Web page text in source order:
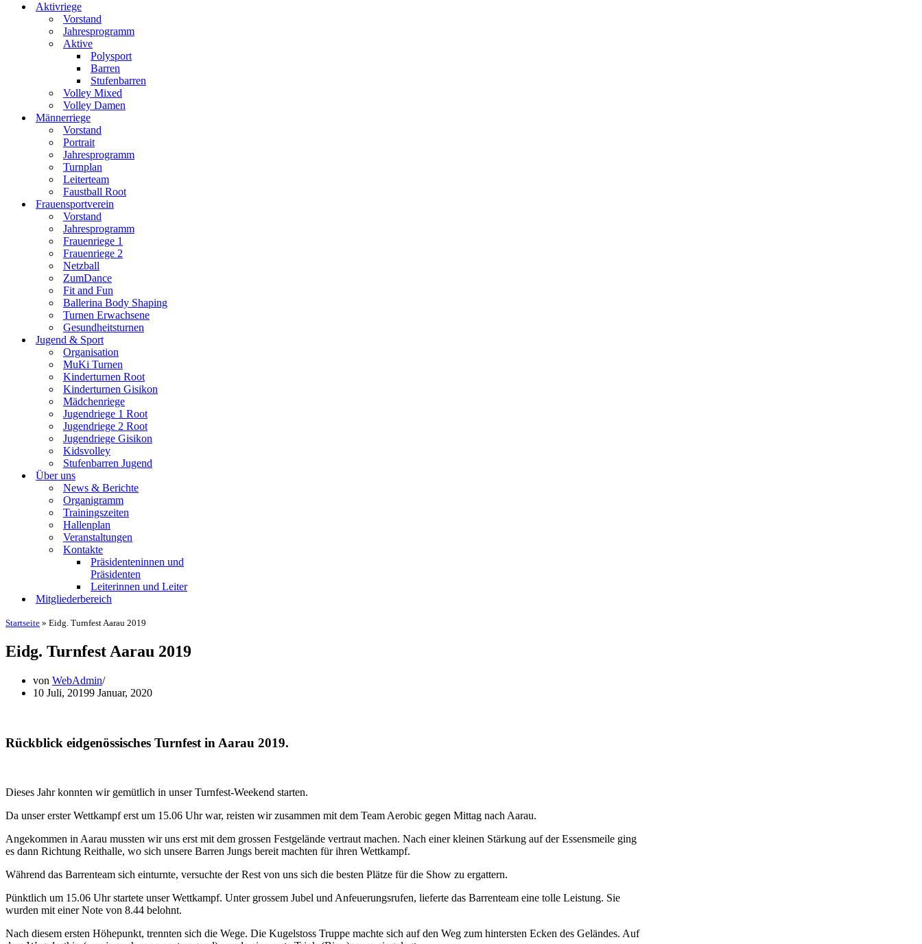
Aktivriege
Vorstand
Jahresprogramm
Aktive
Polysport
Barren
Stufenbarren
Volley Mixed
Volley Damen
Männerriege
Vorstand
Portrait
Jahresprogramm
Turnplan
Leiterteam
Faustball Root
Frauensportverein
Vorstand
Jahresprogramm
Frauenriege 1
Frauenriege 2
Netzball
ZumDance
Fit and Fun
Ballerina Body Shaping
Turnen Erwachsene
Gesundheitsturnen
Jugend & Sport
Organisation
MuKi Turnen
Kinderturnen Root
Kinderturnen Gisikon
Mädchenriege
Jugendriege 1 Root
Jugendriege 2 Root
Jugendriege Gisikon
Kidsvolley
Stufenbarren Jugend
Über uns
News & Berichte
Organigramm
Trainingszeiten
Hallenplan
Veranstaltungen
Kontakte
Präsidenteninnen und
Präsidenten
Leiterinnen und Leiter
Mitgliederbereich
Startseite » Eidg. Turnfest Aarau 2019
Eidg. Turnfest Aarau 2019
von WebAdmin
10 Juli, 20199 Januar, 2020
Rückblick eidgenössisches Turnfest in Aarau 2019.
Dieses Jahr konnten wir gemütlich in unser Turnfest-Weekend starten.
Da unser erster Wettkampf erst um 15.06 Uhr war, reisten wir zusammen mit dem Team Aerobic gegen Mittag nach Aarau.
Angekommen in Aarau mussten wir uns erst mit dem grossen Festgelände vertraut machen. Nach einer kleinen Stärkung auf der Essensmeile ging
es dann Richtung Reithalle, wo sich unsere Barren Jungs bereit machten für ihren Wettkampf.
Während das Barrenteam sich einturnte, versuchte der Rest von uns sich die besten Plätze für die Show zu ergattern.
Pünktlich um 15.06 Uhr startete unser Wettkampf. Unter grossem Jubel und Anfeuerungsrufen, lieferte das Barrenteam eine tolle Leistung. Sie
wurden mit einer Note von 8.44 belohnt.
Nach diesem ersten Höhepunkt, trennten sich die Wege. Die Kugelstoss Truppe machte sich auf den Weg zum hintersten Ecken des Geländes. Auf